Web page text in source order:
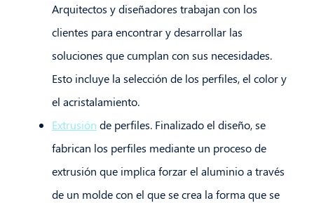
Arquitectos y diseñadores trabajan con los
clientes para encontrar y desarrollar las
soluciones que cumplan con sus necesidades.
Esto incluye la selección de los perfiles, el color y
el acristalamiento.
Extrusión de perfiles. Finalizado el diseño, se
fabrican los perfiles mediante un proceso de
extrusión que implica forzar el aluminio a través
de un molde con el que se crea la forma que se